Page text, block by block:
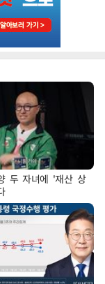
두 자녀에 '재산 상